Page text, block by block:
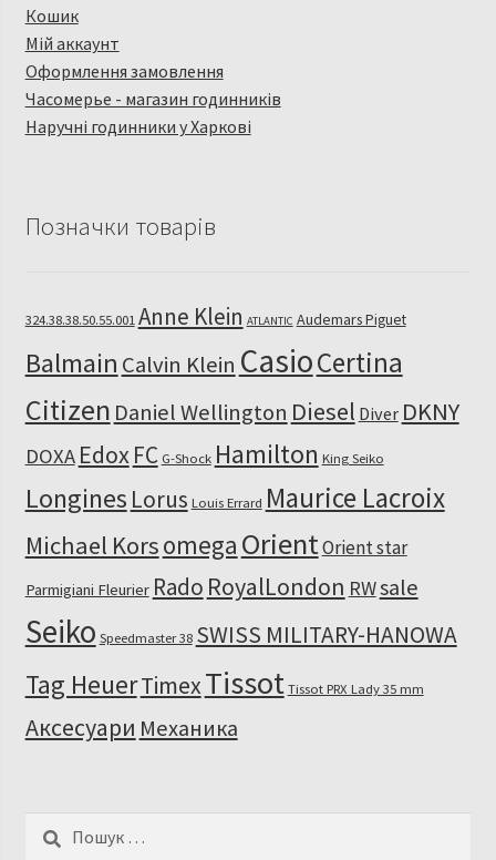
Кошик
Мій аккаунт
Оформлення замовлення
Часомерье - магазин годинників
Наручні годинники у Харкові
Позначки товарів
324.38.38.50.55.001 Anne Klein ATLANTIC Audemars Piguet
Balmain Calvin Klein CasioCertina
Citizen Daniel Wellington Diesel Diver DKNY
DOXA Edox FC G-Shock Hamilton King Seiko
Longines Lorus Louis Errard Maurice Lacroix
Michael Korsomega OrientOrient star
Parmigiani Fleurier Rado RoyalLondon RWsale
Seiko Speedmaster 38 SWISS MILITARY-HANOWA
Tag HeuerTimexTissot Tissot PRX Lady 35 mm
Аксесуари Механика